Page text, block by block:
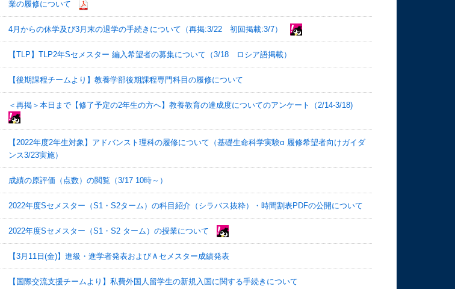
業の履修について
4月からの休学及び3月末の退学の手続きについて（再掲:3/22 初回掲載:3/7）
【TLP】TLP2年Sセメスター 編入希望者の募集について（3/18 ロシア語掲載）
【後期課程チームより】教養学部後期課程専門科目の履修について
＜再掲＞本日まで【修了予定の2年生の方へ】教養教育の達成度についてのアンケート（2/14-3/18)
【2022年度2年生対象】アドバンスト理科の履修について（基礎生命科学実験α 履修希望者向けガイダ
ンス3/23実施）
成績の原評価（点数）の閲覧（3/17 10時～）
2022年度Sセメスター（S1・S2ターム）の科目紹介（シラバス抜粋）・時間割表PDFの公開について
2022年度Sセメスター（S1・S2 ターム）の授業について
【3月11日(金)】進級・進学者発表およびＡセメスター成績発表
【国際交流支援チームより】私費外国人留学生の新規入国に関する手続きについて